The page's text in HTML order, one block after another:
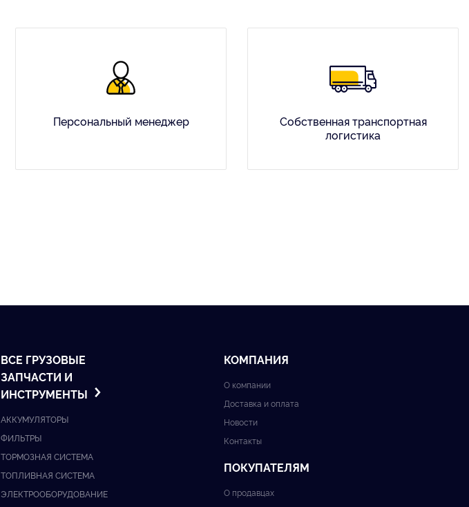
Персональный менеджер
Собственная транспортная
логистика
ВСЕ ГРУЗОВЫЕ
ЗАПЧАСТИ И
ИНСТРУМЕНТЫ
АККУМУЛЯТОРЫ
ФИЛЬТРЫ
ТОРМОЗНАЯ СИСТЕМА
ТОПЛИВНАЯ СИСТЕМА
ЭЛЕКТРООБОРУДОВАНИЕ
КОМПАНИЯ
О компании
Доставка и оплата
Новости
Контакты
ПОКУПАТЕЛЯМ
О продавцах